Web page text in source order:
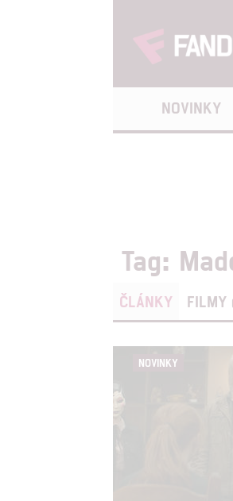
NOVINKY
Tag:
ČLÁNKY FILMY
NOVINKY